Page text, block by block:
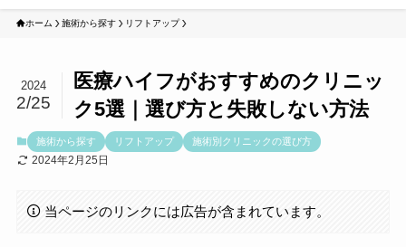
ホーム 施術から探す リフトアップ
医療ハイフがおすすめのクリニッ
ク5選｜選び方と失敗しない方法
2024
2/25
施術から探す リフトアップ 施術別クリニックの選び方
2024年2月25日
当ページのリンクには広告が含まれています。